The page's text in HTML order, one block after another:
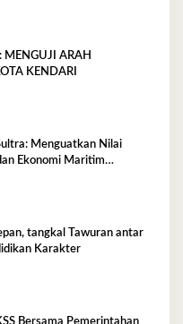
MENGUJI ARAH
KENDARI
Menguatkan Nilai
Ekonomi Maritim
tangkal Tawuran antar
Karakter